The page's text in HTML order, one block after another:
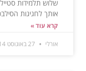
שלוש תלמידות
אותך לחגיגות
קרא עוד »
אורלי